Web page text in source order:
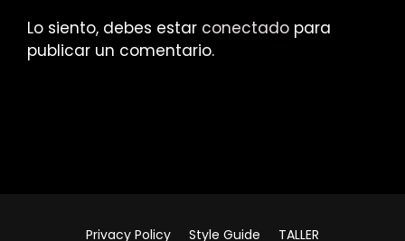
Lo siento, debes estar conectado para
publicar un comentario.
Privacy Policy Style Guide TALLER